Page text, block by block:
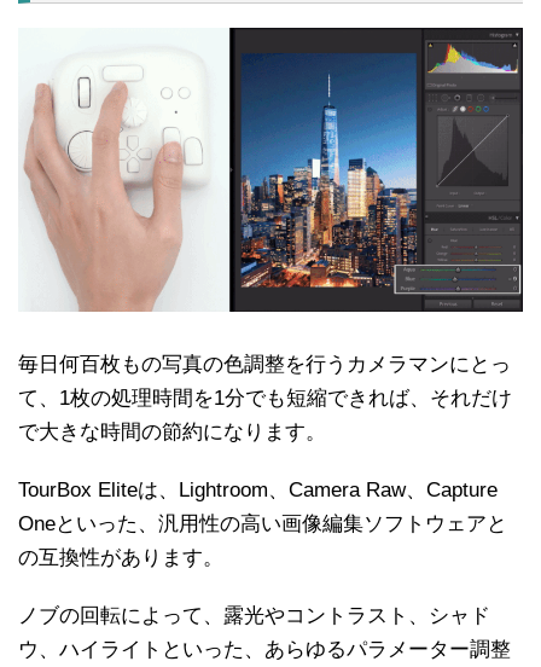
毎日何百枚もの写真の色調整を行うカメラマンにとっ
て、1枚の処理時間を1分でも短縮できれば、それだけ
で大きな時間の節約になります。
TourBox Eliteは、Lightroom、Camera Raw、Capture
Oneといった、汎用性の高い画像編集ソフトウェアと
の互換性があります。
ノブの回転によって、露光やコントラスト、シャド
ウ、ハイライトといった、あらゆるパラメーター調整